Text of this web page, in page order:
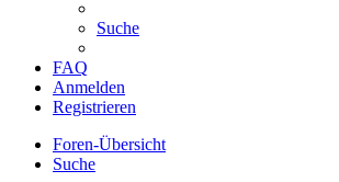
Suche
FAQ
Anmelden
Registrieren
Foren-Übersicht
Suche